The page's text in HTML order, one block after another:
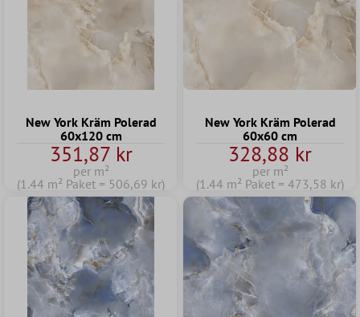
New York Kräm Polerad
60x120 cm
351,87 kr
per m²
(1.44 m² Paket = 506,69 kr)
New York Kräm Polerad
60x60 cm
328,88 kr
per m²
(1.44 m² Paket = 473,58 kr)